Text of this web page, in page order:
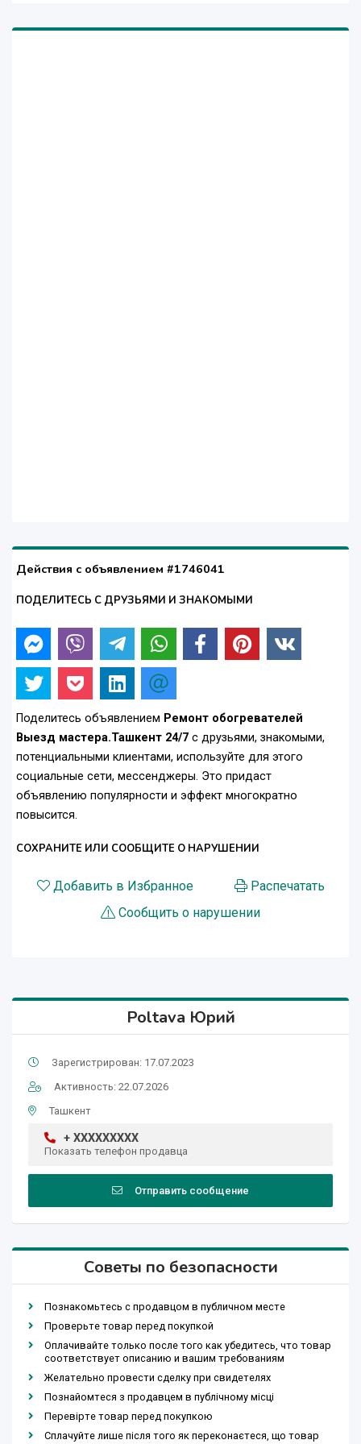
Действия с объявлением #1746041
ПОДЕЛИТЕСЬ С ДРУЗЬЯМИ И ЗНАКОМЫМИ
Поделитесь объявлением Ремонт обогревателей
Выезд мастера.Ташкент 24/7 с друзьями, знакомыми,
потенциальными клиентами, используйте для этого
социальные сети, мессенджеры. Это придаст
объявлению популярности и эффект многократно
повысится.
СОХРАНИТЕ ИЛИ СООБЩИТЕ О НАРУШЕНИИ
Добавить в Избранное
Распечатать
Сообщить о нарушении
Poltava Юрий
Зарегистрирован: 17.07.2023
Активность: 22.07.2026
Ташкент
+ XXXXXXXXX
Показать телефон продавца
Отправить сообщение
Советы по безопасности
Познакомьтесь с продавцом в публичном месте
Проверьте товар перед покупкой
Оплачивайте только после того как убедитесь, что товар
соответствует описанию и вашим требованиям
Желательно провести сделку при свидетелях
Познайомтеся з продавцем в публічному місці
Перевірте товар перед покупкою
Сплачуйте лише після того як переконаєтеся, що товар